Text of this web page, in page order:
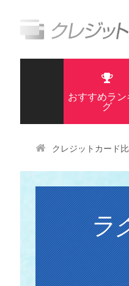
おすすめラン
グ
クレジットカード
ラ